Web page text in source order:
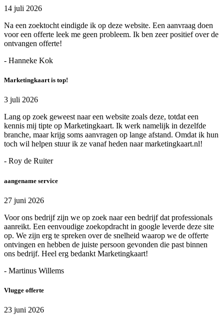
14 juli 2026
Na een zoektocht eindigde ik op deze website. Een aanvraag doen
voor een offerte leek me geen probleem. Ik ben zeer positief over de
ontvangen offerte!
- Hanneke Kok
Marketingkaart is top!
3 juli 2026
Lang op zoek geweest naar een website zoals deze, totdat een
kennis mij tipte op Marketingkaart. Ik werk namelijk in dezelfde
branche, maar krijg soms aanvragen op lange afstand. Omdat ik hun
toch wil helpen stuur ik ze vanaf heden naar marketingkaart.nl!
- Roy de Ruiter
aangename service
27 juni 2026
Voor ons bedrijf zijn we op zoek naar een bedrijf dat professionals
aanreikt. Een eenvoudige zoekopdracht in google leverde deze site
op. We zijn erg te spreken over de snelheid waarop we de offerte
ontvingen en hebben de juiste persoon gevonden die past binnen
ons bedrijf. Heel erg bedankt Marketingkaart!
- Martinus Willems
Vlugge offerte
23 juni 2026